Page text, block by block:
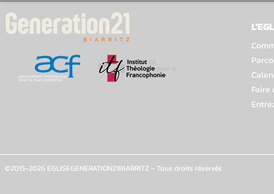
Faire
©2015-2026 EGLISEGENERATION21BIARRITZ - Tous droits réservés